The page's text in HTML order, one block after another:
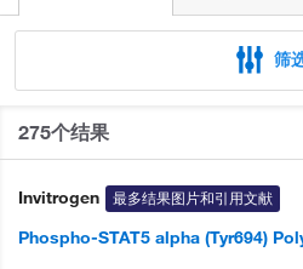
筛
275个结果
Invitrogen 最多结果图片和引用文献
Phospho-STAT5 alpha (Tyr694)